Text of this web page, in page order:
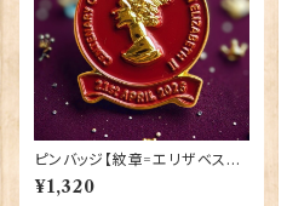
ピンバッジ【紋章=エリザベス女
王陛下生誕100周年】Traditio
n 90040-QU100
¥1,320